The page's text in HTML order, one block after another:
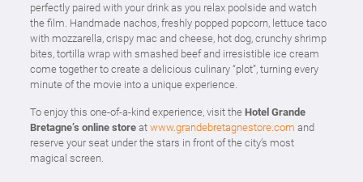
perfectly paired with your drink as you relax poolside and watch
the film. Handmade nachos, freshly popped popcorn, lettuce taco
with mozzarella, crispy mac and cheese, hot dog, crunchy shrimp
bites, tortilla wrap with smashed beef and irresistible ice cream
come together to create a delicious culinary “plot”, turning every
minute of the movie into a unique experience.
To enjoy this one-of-a-kind experience, visit the Hotel Grande
Bretagne’s online storeat www.grandebretagnestore.com and
reserve your seat under the stars in front of the city’s most
magical screen.